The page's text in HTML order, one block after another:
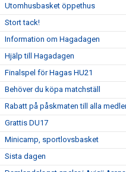
Utomhusbasket öppethus
Stort tack!
Information om Hagadagen
Hjälp till Hagadagen
Finalspel för Hagas HU21
Behöver du köpa matchställ
Rabatt på påskmaten till alla
Grattis DU17
Minicamp, sportlovsbasket
Sista dagen